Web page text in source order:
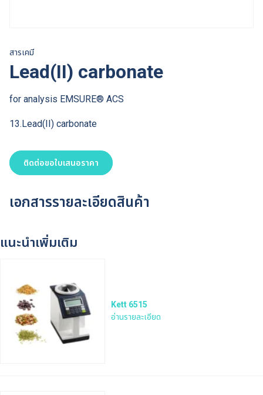
สารเคมี
Lead(II) carbonate
for analysis EMSURE® ACS
13.Lead(II) carbonate
ติดต่อขอใบเสนอราคา
เอกสารรายละเอียดสินค้า
แนะนำเพิ่มเติม
Kett 6515
อ่านรายละเอียด